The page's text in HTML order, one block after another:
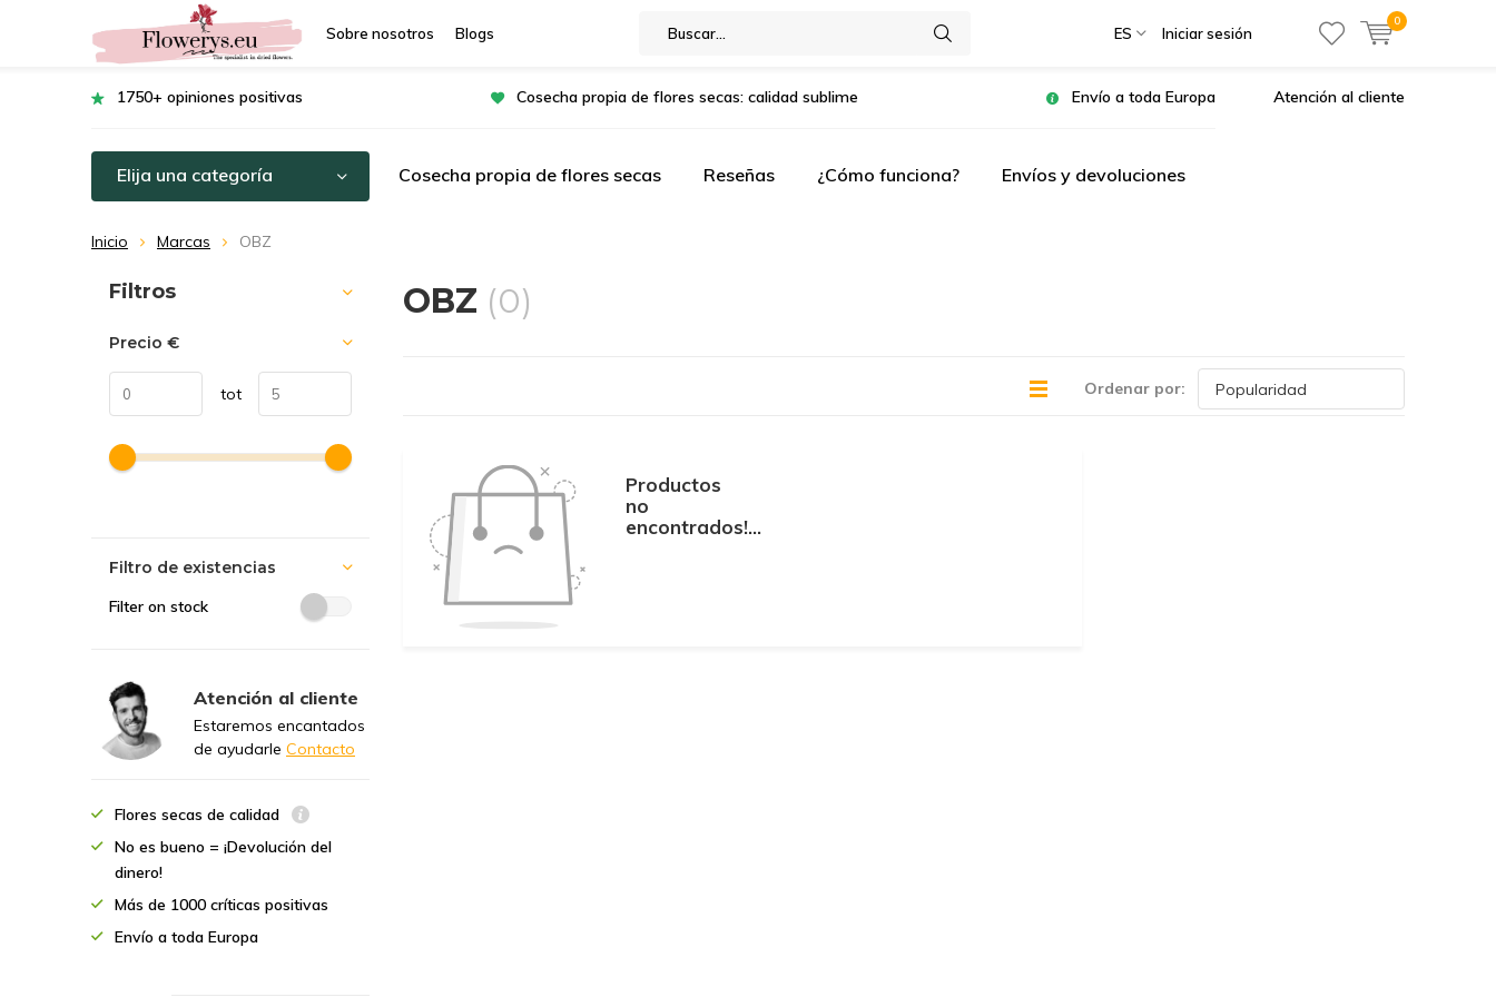
Sobre nosotros Blogs ES Iniciar sesión
0
1750+ opiniones positivas Cosecha propia de flores secas: calidad sublime Envío a toda Europa Atención al cliente
Elija una categoría Cosecha propia de flores secas Reseñas ¿Cómo funciona? Envíos y devoluciones
Inicio Marcas OBZ
OBZ (0)
Ordenar por:
Productos
no
encontrados!...
Ordenar por:
Filtros
Precio €
tot
Filtro de existencias
Filter on stock
Atención al cliente
Estaremos encantados
de ayudarle Contacto
Flores secas de calidad
No es bueno = ¡Devolución del
dinero!
Más de 1000 críticas positivas
Envío a toda Europa